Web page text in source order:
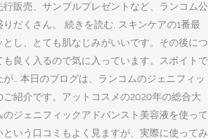
販売、サンプルプレゼントなど、ランコム公
だくさん。 続きを読む, スキンケアの1番最
し、とても肌なじみがいいです。その後につ
良く入るので気に入っています。スポイトで
が… 本日のブログは、ランコムのジェニフィッ
ご紹介です。アットコスメの2020年の総合大
ジェニフィックアドバンスト美容液を使って
いう口コミもよく見ますが、実際に使ってみ